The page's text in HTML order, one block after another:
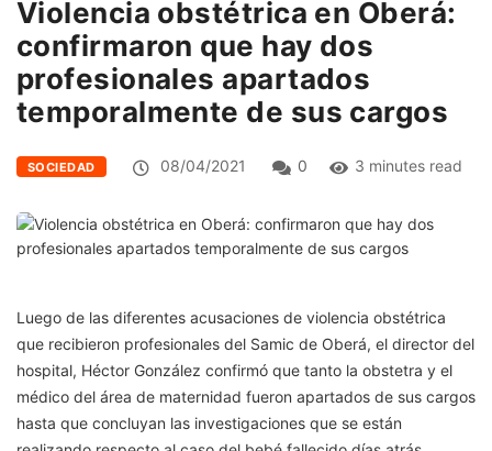
Violencia obstétrica en Oberá:
confirmaron que hay dos
profesionales apartados
temporalmente de sus cargos
SOCIEDAD 08/04/2021 0 3 minutes read
Luego de las diferentes acusaciones de violencia obstétrica
que recibieron profesionales del Samic de Oberá, el director del
hospital, Héctor González confirmó que tanto la obstetra y el
médico del área de maternidad fueron apartados de sus cargos
hasta que concluyan las investigaciones que se están